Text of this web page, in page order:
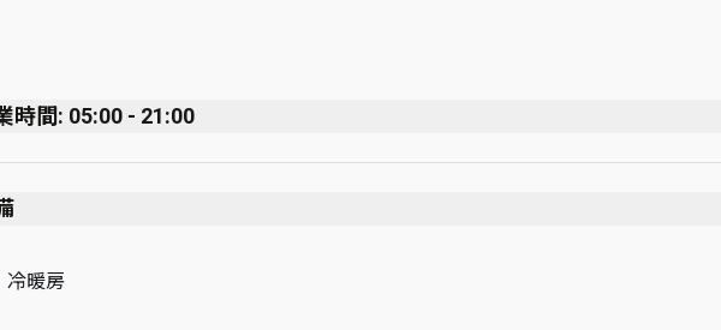
時間: 05:00 - 21:00
冷暖房